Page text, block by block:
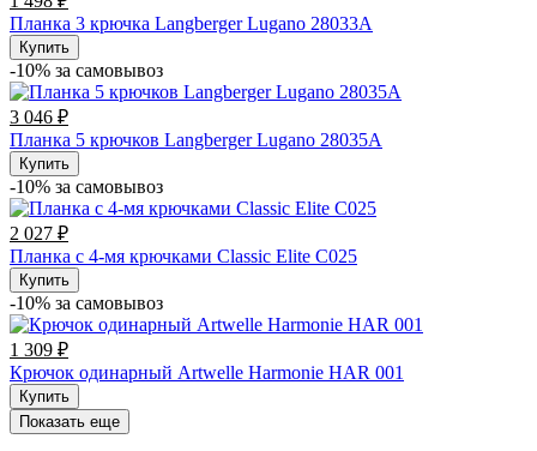
Планка 3 крючка Langberger Lugano 28033А
Купить
-10% за cамовывоз
3 046 ₽
Планка 5 крючков Langberger Lugano 28035А
Купить
-10% за cамовывоз
2 027 ₽
Планка с 4-мя крючками Classic Elite C025
Купить
-10% за cамовывоз
1 309 ₽
Крючок одинарный Artwelle Harmonie HAR 001
Купить
Показать еще